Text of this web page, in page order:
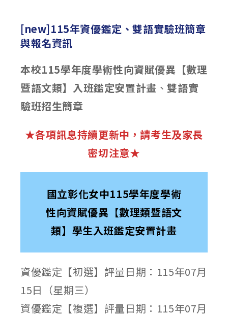
[new]115年資優鑑定、雙語實驗班簡章
與報名資訊
本校115學年度學術性向資賦優異【數理
暨語文類】入班鑑定安置計畫 、雙語實
驗班招生簡章
★各項訊息持續更新中，請考生及家長
密切注意★
國立彰化女中115學年度學術
性向資賦優異【數理類暨語文
類】學生入班鑑定安置計畫
資優鑑定【初選】評量日期：115年07月
15日（星期三）
資優鑑定【複選】評量日期：115年07月